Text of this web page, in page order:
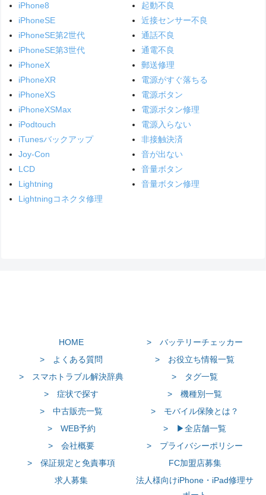
iPhone8
iPhoneSE
iPhoneSE第2世代
iPhoneSE第3世代
iPhoneX
iPhoneXR
iPhoneXS
iPhoneXSMax
iPodtouch
iTunesバックアップ
Joy-Con
LCD
Lightning
Lightningコネクタ修理
起動不良
近接センサー不良
通話不良
通電不良
郵送修理
電源がすぐ落ちる
電源ボタン
電源ボタン修理
電源入らない
非接触決済
音が出ない
音量ボタン
音量ボタン修理
HOME
> バッテリーチェッカー
> よくある質問
> お役立ち情報一覧
> スマホトラブル解決辞典
> タグ一覧
> 症状で探す
> 機種別一覧
> 中古販売一覧
> モバイル保険とは？
> WEB予約
> ▶全店舗一覧
> 会社概要
> プライバシーポリシー
> 保証規定と免責事項
FC加盟店募集
求人募集
法人様向けiPhone・iPad修理サ